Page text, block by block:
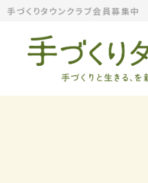
手づくりタウンクラブ会員募集中